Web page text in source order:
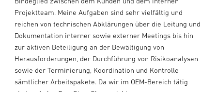
Projektteam. Meine Aufgaben sind sehr vielfältig und
reichen von technischen Abklärungen über die Leitung und
Dokumentation interner sowie externer Meetings bis hin
zur aktiven Beteiligung an der Bewältigung von
Herausforderungen, der Durchführung von Risikoanalysen
sowie der Terminierung, Koordination und Kontrolle
sämtlicher Arbeitspakete. Da wir im OEM-Bereich tätig